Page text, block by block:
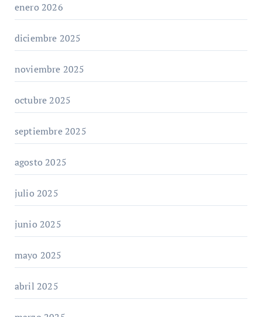
enero 2026
diciembre 2025
noviembre 2025
octubre 2025
septiembre 2025
agosto 2025
julio 2025
junio 2025
mayo 2025
abril 2025